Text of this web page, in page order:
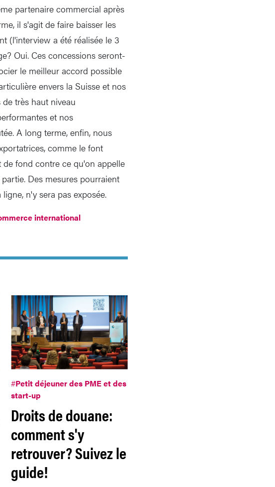
partenaire commercial après
il s'agit de faire baisser les
(l'interview a été réalisée le 3
Oui. Ces concessions seront-
le meilleur accord possible
envers la Suisse et nos
très haut niveau
et nos
A long terme, enfin, nous
comme le font
fond contre ce qu'on appelle
Des mesures pourraient
n'y sera pas exposée.
international
#Petit déjeuner des PME et des
start-up
Droits de douane:
comment s'y
retrouver? Suivez le
guide!